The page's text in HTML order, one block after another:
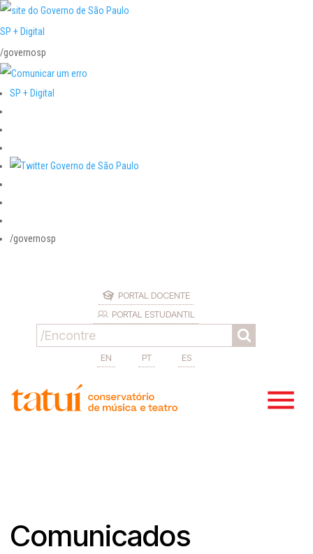
SP + Digital
/governosp
SP + Digital
/governosp
PORTAL DOCENTE
PORTAL ESTUDANTIL
EN PT ES
Comunicados